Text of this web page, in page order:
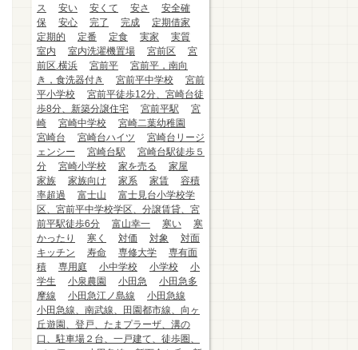
ス
安い 安くて 安さ
安全確
保
安心 完了 完成
定期借家
定期的
定番 定食 実家
実質
室内
室内洗濯機置場 宮前区
宮
前区.横浜
宮前平
宮前平，南向
き，食洗器付き
宮前平中学校
宮前
平小学校
宮前平徒歩12分、宮崎台徒
歩8分、新築分譲住宅
宮前平駅
宮
崎
宮崎中学校
宮崎二葉幼稚園
宮崎台
宮崎台ハイツ
宮崎台リージ
ェンシー
宮崎台駅
宮崎台駅徒歩５
分
宮崎小学校 家を売る
家屋
家族
家族向け 家系 家賃
容積
率超過
富士山
富士見台小学校学
区、宮前平中学校学区、分譲賃貸、宮
前平駅徒歩6分
富山幸一 寒い
寒
かったり
寒く 対価 対象
対面
キッチン
寿命 専修大学
専有面
積
専用庭 小中学校 小学校
小
学生
小泉農園 小田急
小田急多
摩線
小田急江ノ島線
小田急線
小田急線、南武線、田園都市線、向ヶ
丘遊園、登戸、たまプラーザ、溝の
口、駐車場２台、一戸建て、徒歩圏、